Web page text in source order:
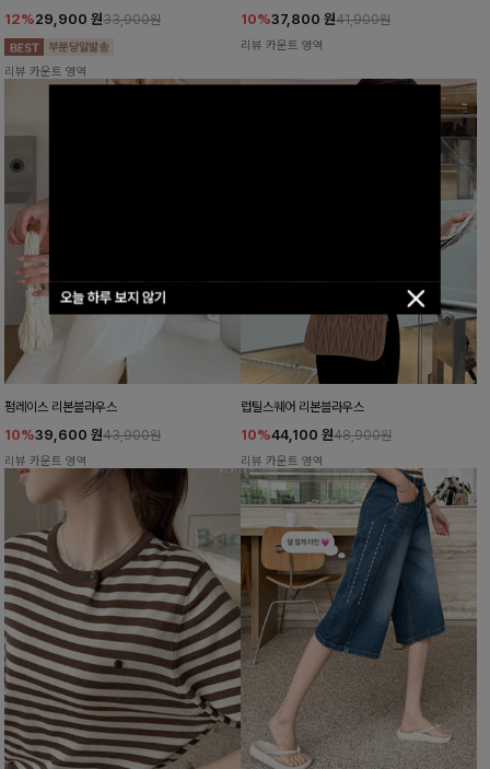
오늘 하루 보지 않기
12%29,900 원33,900원
리뷰 카운트 영역
10%37,800 원41,900원
리뷰 카운트 영역
펌레이스 리본블라우스
10%39,600 원43,900원
리뷰 카운트 영역
럽틸스퀘어 리본블라우스
10%44,100 원48,900원
리뷰 카운트 영역